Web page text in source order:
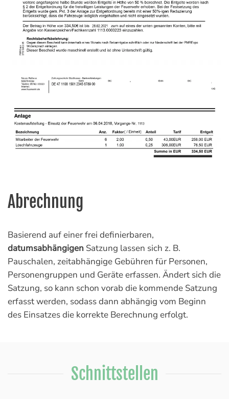
Öffnen
Abrechnung
Basierend auf einer frei definierbaren,
datumsabhängigen Satzung lassen sich z. B.
Pauschalen, zeitabhängige Gebühren für Personen,
Personengruppen und Geräte erfassen. Ändert sich die
Satzung, so kann schon vorab die kommende Satzung
erfasst werden, sodass dann abhängig vom Beginn
des Einsatzes die korrekte Berechnung erfolgt.
Schnittstellen